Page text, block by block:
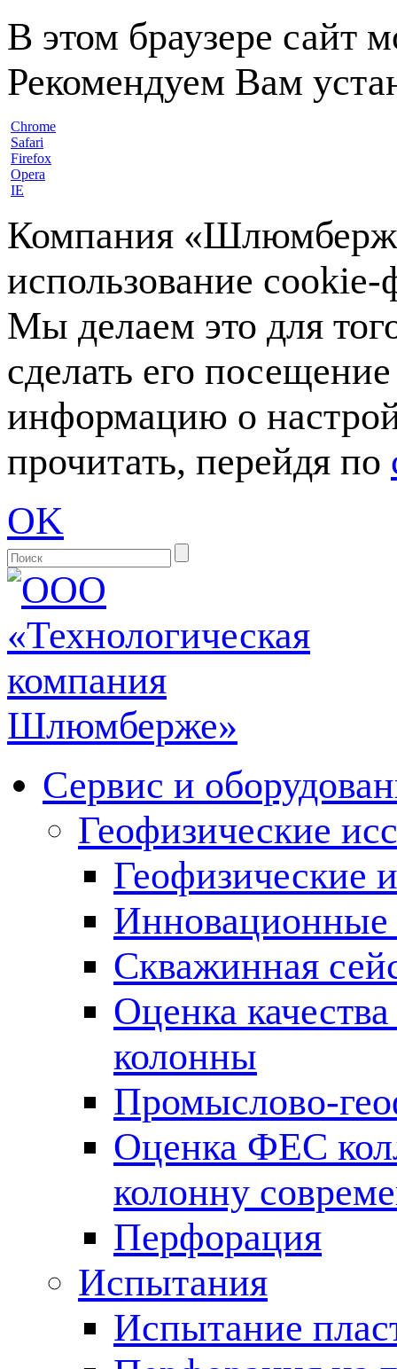
В этом браузере сайт
Рекомендуем Вам
Chrome
Safari
Firefox
Opera
IE
Компания
использование
Мы делаем это для
сделать его
информацию о
прочитать, перейдя по
OK
Сервис и
Геофизические
Геофизические
Инновационные
Скважинная
Оценка
колонны
Промыслово-
Оценка ФЕС
колонну
Перфорация
Испытания
Испытание